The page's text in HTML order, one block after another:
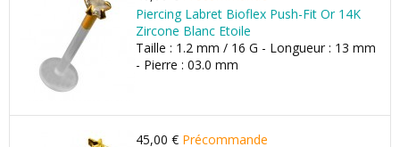
Piercing Labret Bioflex Push-Fit Or 14K
Zircone Blanc Etoile
Taille : 1.2 mm / 16 G - Longueur : 13 mm
- Pierre : 03.0 mm
45,00 € Précommande